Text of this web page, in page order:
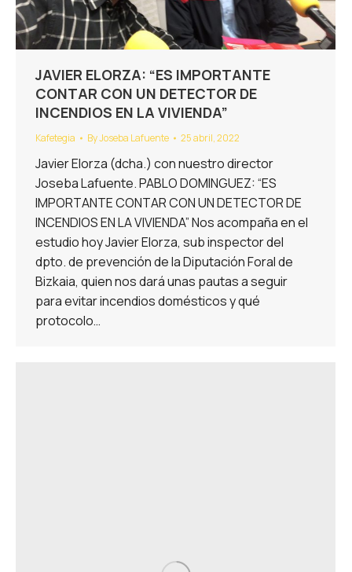
JAVIER ELORZA: “ES IMPORTANTE
CONTAR CON UN DETECTOR DE
INCENDIOS EN LA VIVIENDA”
Kafetegia ByJoseba Lafuente 25 abril, 2022
Javier Elorza (dcha.) con nuestro director
Joseba Lafuente. PABLO DOMINGUEZ: “ES
IMPORTANTE CONTAR CON UN DETECTOR DE
INCENDIOS EN LA VIVIENDA” Nos acompaña en el
estudio hoy Javier Elorza, sub inspector del
dpto. de prevención de la Diputación Foral de
Bizkaia, quien nos dará unas pautas a seguir
para evitar incendios domésticos y qué
protocolo…